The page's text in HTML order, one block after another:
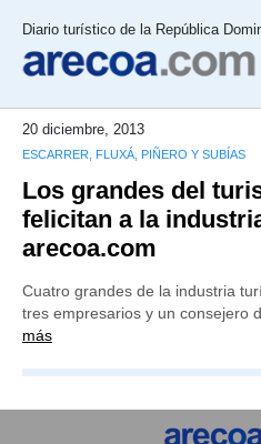
Diario turístico de la República
20 diciembre, 2013
ESCARRER, FLUXÁ, PIÑERO Y SUBÍAS
Los grandes del
felicitan a la
arecoa.com
Cuatro grandes de la industria
tres empresarios y un consejero
más